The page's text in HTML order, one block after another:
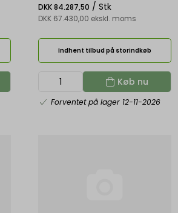
DKK 84.287,50 / Stk
DKK 67.430,00 ekskl. moms
Indhent tilbud på storindkøb
Køb nu
Forventet på lager 12-11-2026